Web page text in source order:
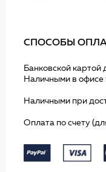
СПОСОБЫ
Банковской картой
Наличными в офисе
Наличными при
Оплата по счету